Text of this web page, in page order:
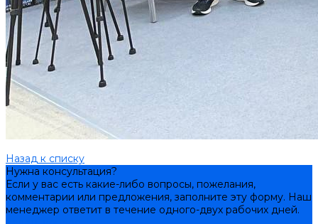
Назад к списку
Нужна консультация?
Если у вас есть какие-либо вопросы, пожелания,
комментарии или предложения, заполните эту форму. Наш
менеджер ответит в течение одного-двух рабочих дней.